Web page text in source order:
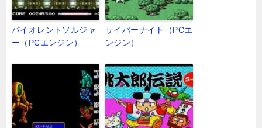
バイオレントソルジャ
ー（PCエンジン）
サイバーナイト（PCエ
ンジン）